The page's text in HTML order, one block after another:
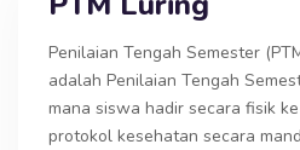
Penilaian Tengah Semester
adalah Penilaian Tengah
mana siswa hadir secara fisik
protokol kesehatan secara